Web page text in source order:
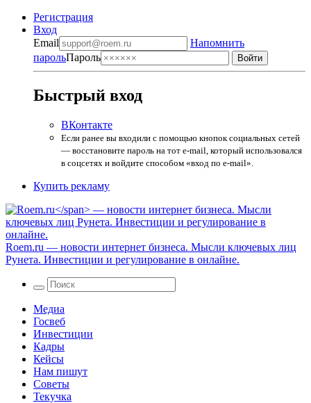
Регистрация
Вход
Email
Напомнить
парольПароль
Быстрый вход
ВКонтакте
Если ранее вы входили с помощью кнопок социальных сетей
— восстановите пароль на тот e-mail, который использовался
в соцсетях и войдите способом «вход по e-mail».
Купить рекламу
Roem.ru — новости интернет бизнеса. Мысли ключевых лиц
Рунета. Инвестиции и регулирование в онлайне.
Медиа
Госвеб
Инвестиции
Кадры
Кейсы
Нам пишут
Советы
Текучка